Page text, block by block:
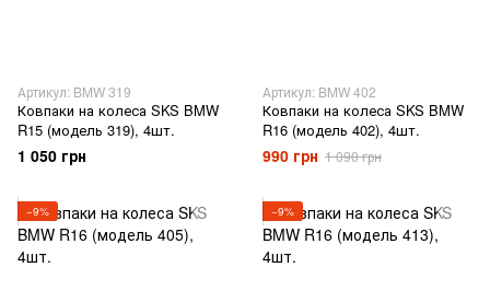
Артикул: BMW 319
Ковпаки на колеса SKS BMW
R15 (модель 319), 4шт.
1 050 грн
Артикул: BMW 402
Ковпаки на колеса SKS BMW
R16 (модель 402), 4шт.
990 грн 1 090 грн
−9% −9%